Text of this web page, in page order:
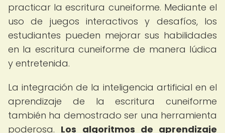
practicar la escritura cuneiforme. Mediante el
uso de juegos interactivos y desafíos, los
estudiantes pueden mejorar sus habilidades
en la escritura cuneiforme de manera lúdica
y entretenida.
La integración de la inteligencia artificial en el
aprendizaje de la escritura cuneiforme
también ha demostrado ser una herramienta
poderosa. Los algoritmos de aprendizaje